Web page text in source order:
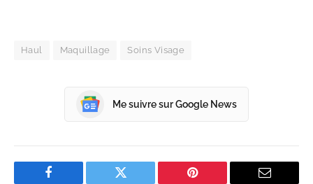
Haul Maquillage Soins Visage
Me suivre sur Google News